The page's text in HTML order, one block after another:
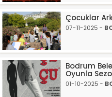
Çocuklar
07-11-2025 -
Bodrum
Oyunla
01-10-2025 -